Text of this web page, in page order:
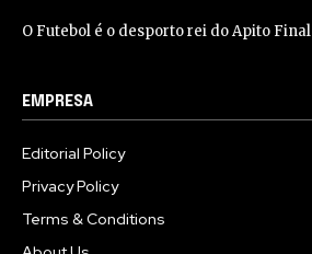
O Futebol é o desporto rei do Apito Final
EMPRESA
Editorial Policy
Privacy Policy
Terms & Conditions